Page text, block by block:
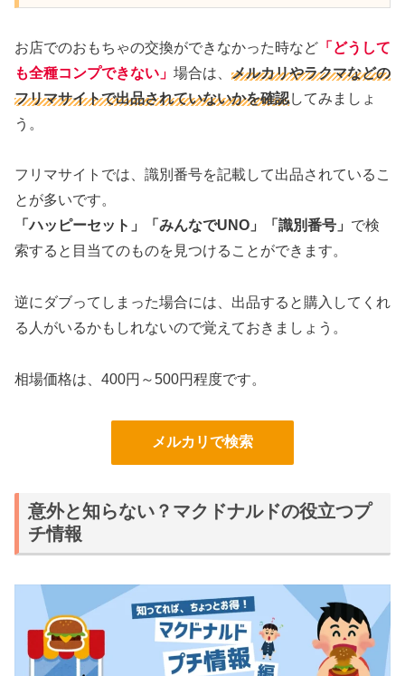
お店でのおもちゃの交換ができなかった時など 「どうして
も全種コンプできない」 場合は、 メルカリやラクマなどの
フリマサイトで出品されていないかを確認してみましょ
う。
フリマサイトでは、識別番号を記載して出品されているこ
とが多いです。
「ハッピーセット」「みんなでUNO」「識別番号」 で検
索すると目当てのものを見つけることができます。
逆にダブってしまった場合には、出品すると購入してくれ
る人がいるかもしれないので覚えておきましょう。
相場価格は、400円～500円程度です。
メルカリで検索
意外と知らない？マクドナルドの役立つプ
チ情報